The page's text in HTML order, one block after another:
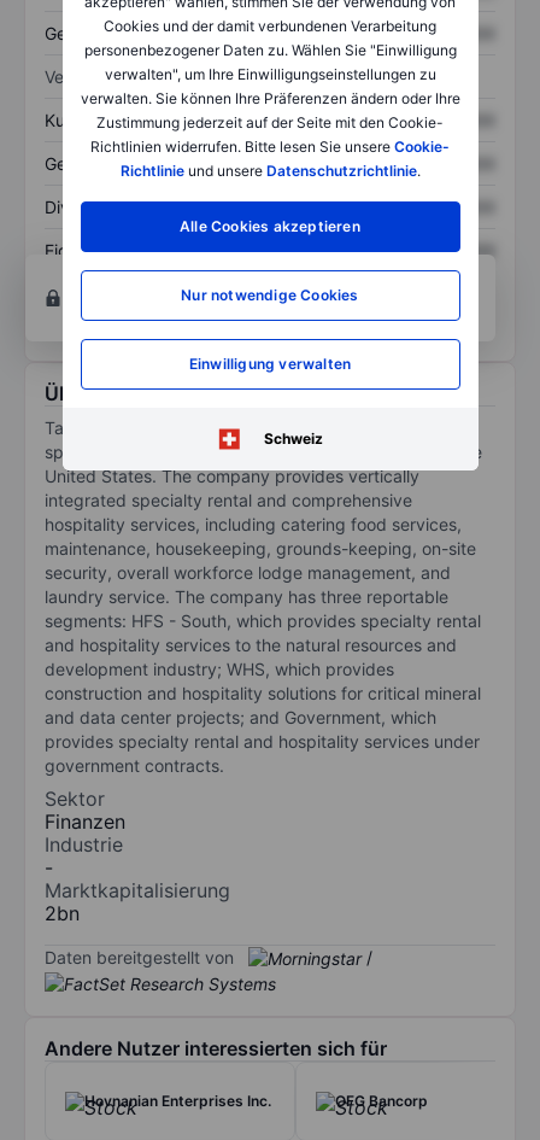
Cookies und der damit verbundenen Verarbeitung
personenbezogener Daten zu. Wählen Sie "Einwilligung
verwalten", um Ihre Einwilligungseinstellungen zu
verwalten. Sie können Ihre Präferenzen ändern oder Ihre
Zustimmung jederzeit auf der Seite mit den Cookie-
Richtlinien widerrufen. Bitte lesen Sie unsere Cookie-
Richtlinieund unsere Datenschutzrichtlinie.
Alle Cookies akzeptieren
Nur notwendige Cookies
Einwilligung verwalten
Schweiz
Gesamtschulden XXXXXXX XXXXXXX
Verhältnisse
Kurs/Umsatz XXXXXXX XXXXXXX
Gewinn je Aktie XXXXXXX
Dividende je Aktie XXXXXXX XXXXXXX
Eigenkapitalrendite XXXXXXX
XXXXXXX
Konto eröffnenum Zugriff auf mehr Diagramm-
und Analyse-Tools zu erhalten.
Über Target Hospitality Corp.
Target Hospitality Corp is a vertically integrated
specialty rental and hospitality services company in the
United States. The company provides vertically
integrated specialty rental and comprehensive
hospitality services, including catering food services,
maintenance, housekeeping, grounds-keeping, on-site
security, overall workforce lodge management, and
laundry service. The company has three reportable
segments: HFS - South, which provides specialty rental
and hospitality services to the natural resources and
development industry; WHS, which provides
construction and hospitality solutions for critical mineral
and data center projects; and Government, which
provides specialty rental and hospitality services under
government contracts.
Sektor
Finanzen
Industrie
-
Marktkapitalisierung
2bn
Daten bereitgestellt von /
Andere Nutzer interessierten sich für
Hovnanian Enterprises Inc. OFG Bancorp